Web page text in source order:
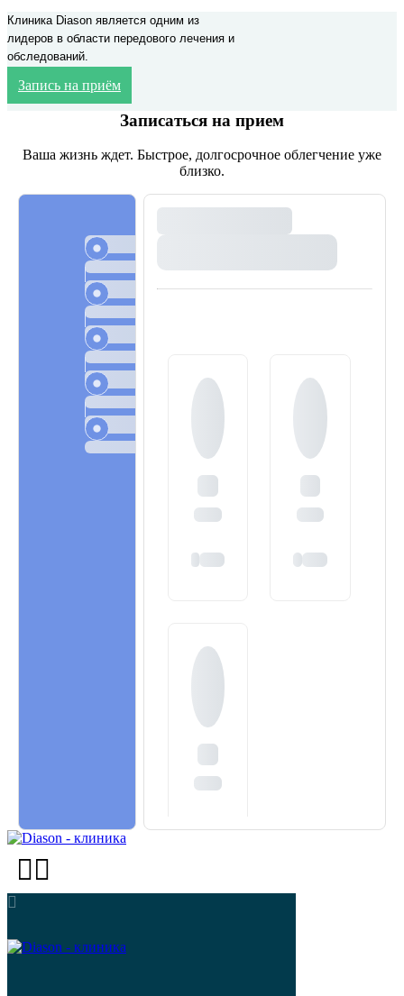
Клиника Diason является одним из
лидеров в области передового лечения и
обследований.
Запись на приём
Записаться на прием
Ваша жизнь ждет. Быстрое, долгосрочное облегчение уже
близко.